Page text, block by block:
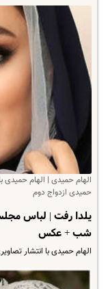
الهام حمیدی | الهام حمیدی
حمیدی ازدواج دوم
یلدا رفت |‌ لباس
شب + عکس
الهام حمیدی با انتشار